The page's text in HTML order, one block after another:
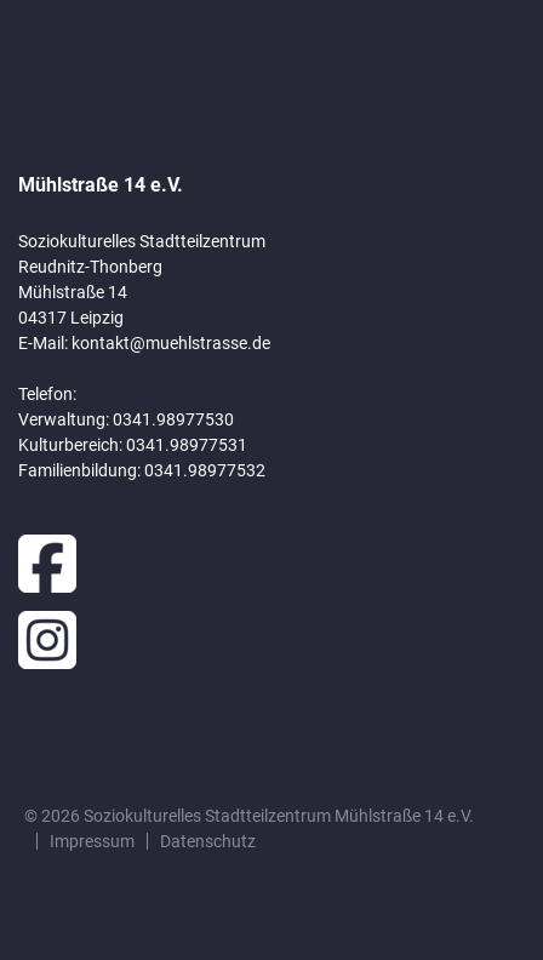
Mühlstraße 14 e.V.
Soziokulturelles Stadtteilzentrum
Reudnitz-Thonberg
Mühlstraße 14
04317 Leipzig
E-Mail: kontakt@muehlstrasse.de
Telefon:
Verwaltung: 0341.98977530
Kulturbereich: 0341.98977531
Familienbildung: 0341.98977532
© 2026 Soziokulturelles Stadtteilzentrum Mühlstraße 14 e.V.
Impressum
Datenschutz